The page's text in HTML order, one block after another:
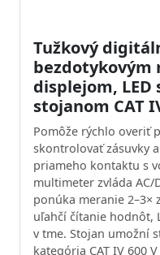
Tužkový
bezdotykovým
displejom,
stojanom CAT
Pomôže rýchlo overiť
skontrolovať zásuvky
priameho kontaktu s
multimeter zvláda AC/
ponúka meranie 2–3×
uľahčí čítanie hodnôt,
v tme. Stojan umožní
kategória CAT IV 600